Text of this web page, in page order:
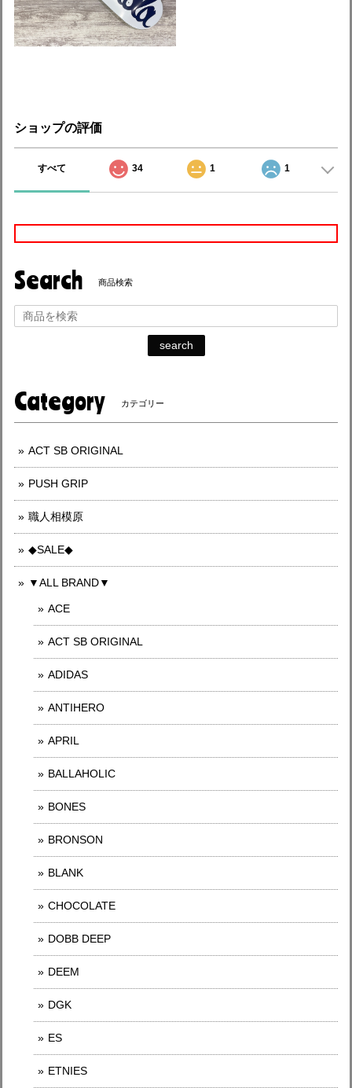
ショップの評価
すべて 34 1 1
Search 商品検索
search
Category カテゴリー
ACT SB ORIGINAL
PUSH GRIP
職人相模原
◆SALE◆
▼ALL BRAND▼
ACE
ACT SB ORIGINAL
ADIDAS
ANTIHERO
APRIL
BALLAHOLIC
BONES
BRONSON
BLANK
CHOCOLATE
DOBB DEEP
DEEM
DGK
ES
ETNIES